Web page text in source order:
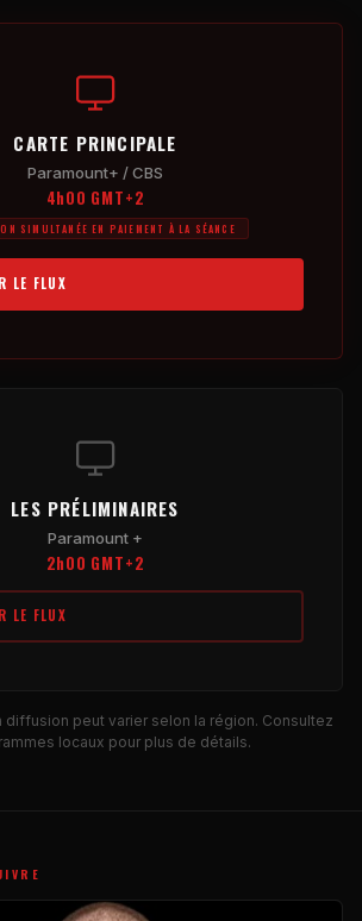
CARTE PRINCIPALE
Paramount+ / CBS
4h00 GMT+2
SIMULTANÉE EN PAIEMENT À LA SÉANCE
LE FLUX
LES PRÉLIMINAIRES
Paramount +
2h00 GMT+2
LE FLUX
diffusion peut varier selon la région. Consultez
locaux pour plus de détails.